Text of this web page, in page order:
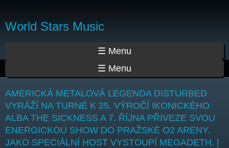
hlavnímu
World Stars Music
☰ Menu
☰ Menu
AMERICKÁ METALOVÁ LEGENDA DISTURBED
VYRÁŽÍ NA TURNÉ K 25. VÝROČÍ IKONICKÉHO
ALBA THE SICKNESS A 7. ŘÍJNA PŘIVEZE SVOU
ENERGICKOU SHOW DO PRAŽSKÉ O2 ARENY.
JAKO SPECIÁLNÍ HOST VYSTOUPÍ MEGADETH. |